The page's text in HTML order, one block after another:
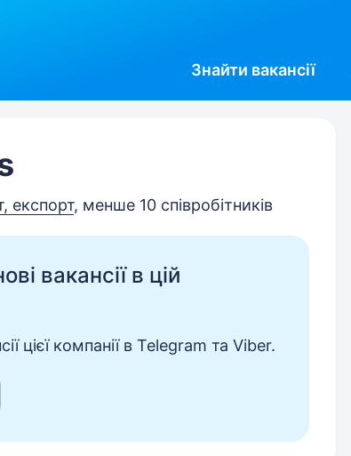
Знайти вакансії
експорт, менше 10 співробітників
вакансії в цій
цієї компанії в Telegram та Viber.